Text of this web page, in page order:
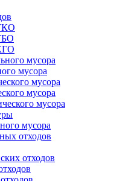
мусора
мусора
мусора
мусора
мусора
мусора
отходов
отходов